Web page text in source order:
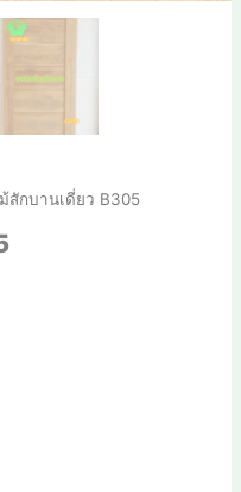
สักบานเดี่ยว B305